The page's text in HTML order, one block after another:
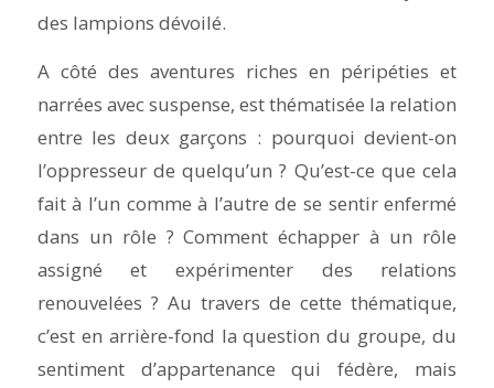
des lampions dévoilé.
A côté des aventures riches en péripéties et
narrées avec suspense, est thématisée la relation
entre les deux garçons : pourquoi devient-on
l’oppresseur de quelqu’un ? Qu’est-ce que cela
fait à l’un comme à l’autre de se sentir enfermé
dans un rôle ? Comment échapper à un rôle
assigné et expérimenter des relations
renouvelées ? Au travers de cette thématique,
c’est en arrière-fond la question du groupe, du
sentiment d’appartenance qui fédère, mais